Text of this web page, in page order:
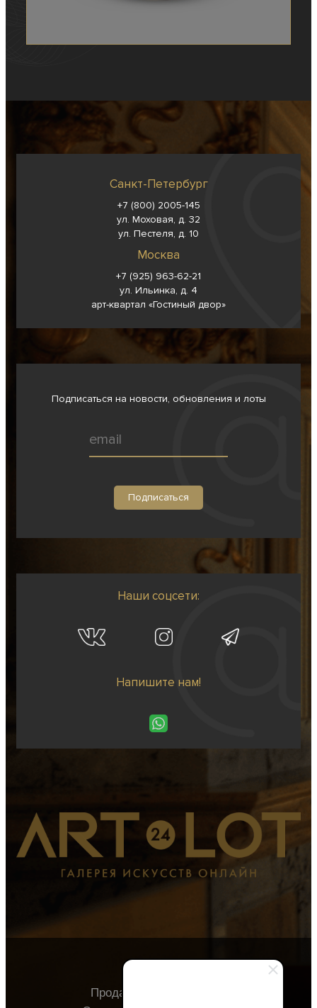
Санкт-Петербург
+7 (800) 2005-145
ул. Моховая, д. 32
ул. Пестеля, д. 10
Москва
+7 (925) 963-62-21
ул. Ильинка, д. 4
арт-квартал «Гостиный двор»
Подписаться на новости, обновления и лоты
Наши соцсети:
Напишите нам!
Продавцу